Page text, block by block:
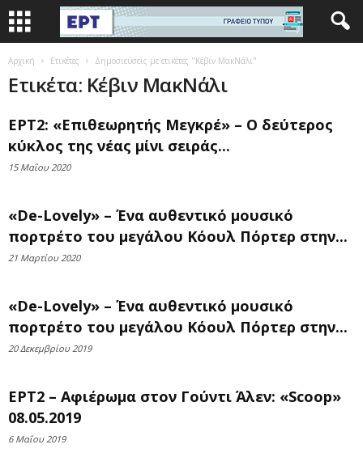
Αρχική Ετικέτες Δημοσιεύσεις με ετικέτες "Κέβιν ΜακΝάλι"
Ετικέτα: Κέβιν ΜακΝάλι
ΕΡΤ2: «Επιθεωρητής Μεγκρέ» – Ο δεύτερος
κύκλος της νέας μίνι σειράς...
15 Μαΐου 2020
«De-Lovely» – Ένα αυθεντικό μουσικό
πορτρέτο του μεγάλου Κόουλ Πόρτερ στην...
21 Μαρτίου 2020
«De-Lovely» – Ένα αυθεντικό μουσικό
πορτρέτο του μεγάλου Κόουλ Πόρτερ στην...
20 Δεκεμβρίου 2019
ΕΡΤ2 – Αφιέρωμα στον Γούντι Άλεν: «Scoop»
08.05.2019
6 Μαΐου 2019